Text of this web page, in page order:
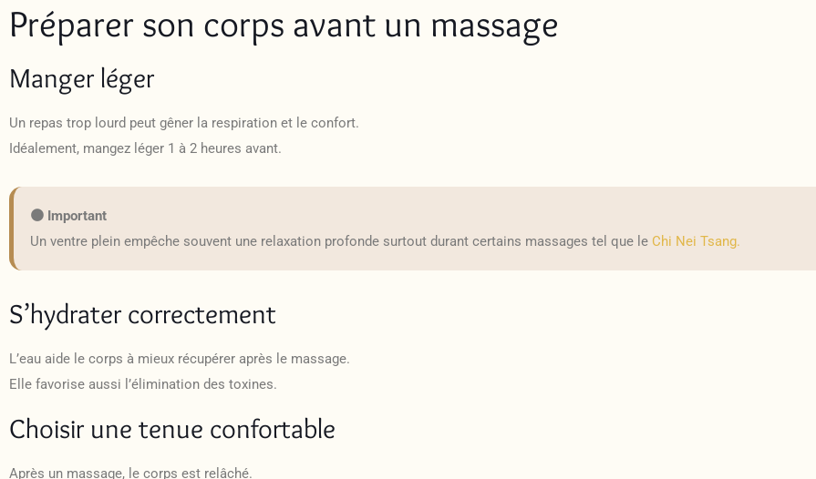
Préparer son corps avant un massage
Manger léger
Un repas trop lourd peut gêner la respiration et le confort.
Idéalement, mangez léger 1 à 2 heures avant.
🟠 Important
Un ventre plein empêche souvent une relaxation profonde surtout durant certains massages tel que le Chi Nei Tsang.
S’hydrater correctement
L’eau aide le corps à mieux récupérer après le massage.
Elle favorise aussi l’élimination des toxines.
Choisir une tenue confortable
Après un massage, le corps est relâché.